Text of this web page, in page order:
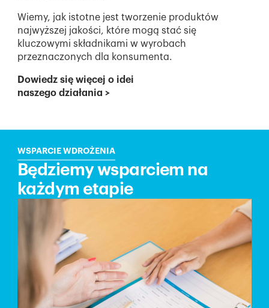
Wiemy, jak istotne jest tworzenie produktów
najwyższej jakości, które mogą stać się
kluczowymi składnikami w wyrobach
przeznaczonych dla konsumenta.
Dowiedz się więcej o idei
naszego działania >
WSPARCIE WDROŻENIA
Będziemy wsparciem na
każdym etapie